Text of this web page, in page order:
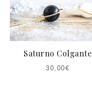
Saturno Colgante
30,00€